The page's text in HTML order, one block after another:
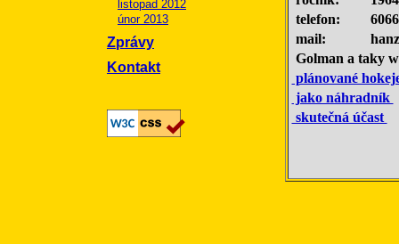
listopad 2012
únor 2013
Zprávy
Kontakt
telefon:
mail:
Golman a taky
plánované
jako náhradník
skutečná účast